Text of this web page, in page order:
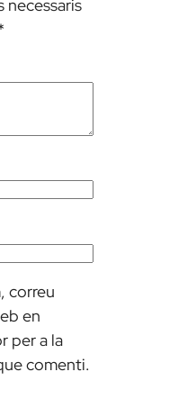
necessaris
correu
en
per a la
comenti.